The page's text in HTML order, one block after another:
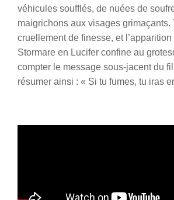
véhicules soufflés, de nuées de
maigrichons aux visages grimaçants.
cruellement de finesse, et
Stormare en Lucifer confine au
compter le message sous-jacent du
résumer ainsi : « Si tu fumes, tu iras